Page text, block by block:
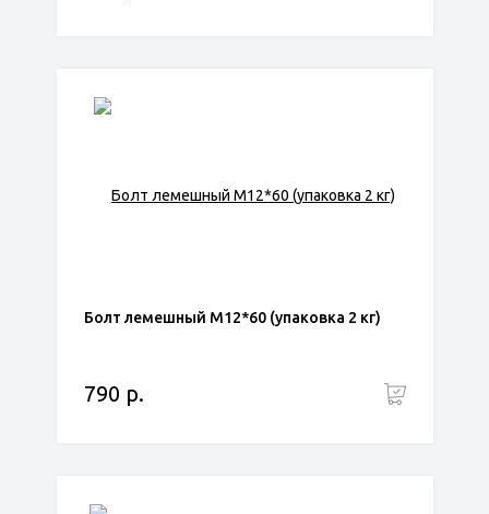
Болт лемешный М12*60 (упаковка 2 кг)
790 р.